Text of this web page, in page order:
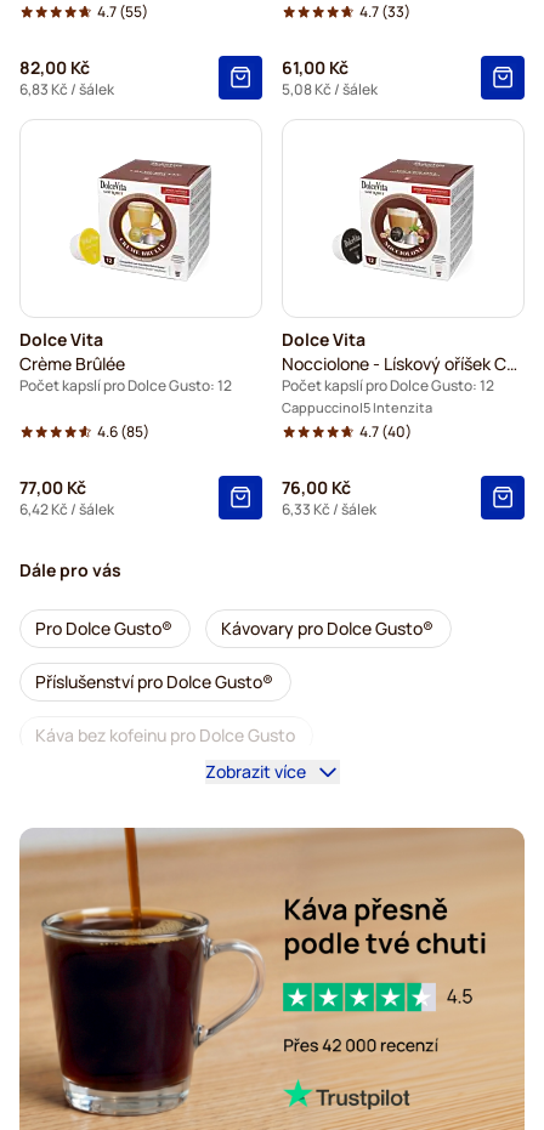
4.7(55)
82,00 Kč
6,83 Kč / šálek
4.7(33)
61,00 Kč
5,08 Kč / šálek
Dolce Vita
Crème Brûlée
Počet kapslí pro Dolce Gusto: 12
4.6(85)
77,00 Kč
6,42 Kč / šálek
Dolce Vita
Nocciolone - Lískový oříšek Cappuccino
Počet kapslí pro Dolce Gusto: 12
Cappuccino 5 Intenzita
4.7(40)
76,00 Kč
6,33 Kč / šálek
Dále pro vás
Pro Dolce Gusto® Kávovary pro Dolce Gusto®
Příslušenství pro Dolce Gusto®
Káva bez kofeinu pro Dolce Gusto
Segafredo kávové kapsle pro Dolce Gusto
Café René kávové kapsle pro Dolce Gusto
Caffè Borbone pro Dolce Gusto
Kapsle pro Dolce Gusto®
Gimoka kapsle pro Dolce Gusto
Kapsle Nescafé® Dolce Gusto®
Zobrazit více